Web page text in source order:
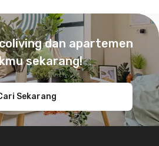
dan apartemen
sekarang!
Sekarang